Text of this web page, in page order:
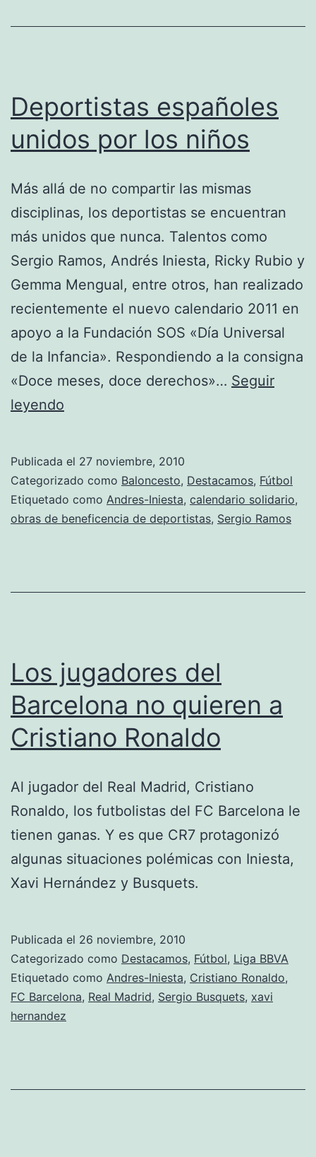
Deportistas españoles
unidos por los niños
Más allá de no compartir las mismas
disciplinas, los deportistas se encuentran
más unidos que nunca. Talentos como
Sergio Ramos, Andrés Iniesta, Ricky Rubio y
Gemma Mengual, entre otros, han realizado
recientemente el nuevo calendario 2011 en
apoyo a la Fundación SOS «Día Universal
de la Infancia». Respondiendo a la consigna
«Doce meses, doce derechos»… Seguir
leyendo
por
los
niños
Publicada el 27 noviembre, 2010
Categorizado como Baloncesto, Destacamos, Fútbol
Etiquetado como Andres-Iniesta, calendario solidario,
obras de beneficencia de deportistas, Sergio Ramos
Los jugadores del
Barcelona no quieren a
Cristiano Ronaldo
Al jugador del Real Madrid, Cristiano
Ronaldo, los futbolistas del FC Barcelona le
tienen ganas. Y es que CR7 protagonizó
algunas situaciones polémicas con Iniesta,
Xavi Hernández y Busquets.
Publicada el 26 noviembre, 2010
Categorizado como Destacamos, Fútbol, Liga BBVA
Etiquetado como Andres-Iniesta, Cristiano Ronaldo,
FC Barcelona, Real Madrid, Sergio Busquets, xavi
hernandez